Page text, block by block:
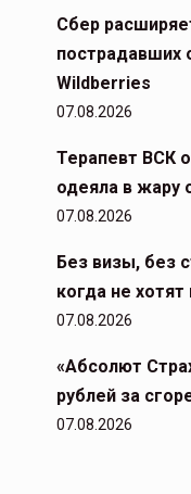
Сбер
пострадавших
Wildberries
07.08.2026
Терапевт ВСК
одеяла в жару
07.08.2026
Без визы, без
когда не
07.08.2026
«Абсолют
рублей за
07.08.2026